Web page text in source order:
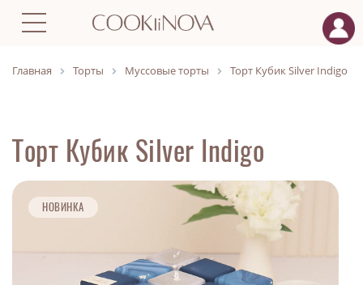
Главная Торты Муссовые торты Торт Кубик Silver Indigo
Торт Кубик Silver Indigo
НОВИНКА